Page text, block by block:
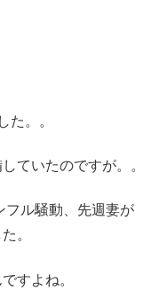
た。。
ていたのですが。。
フル騒動、先週妻が
。
すよね。